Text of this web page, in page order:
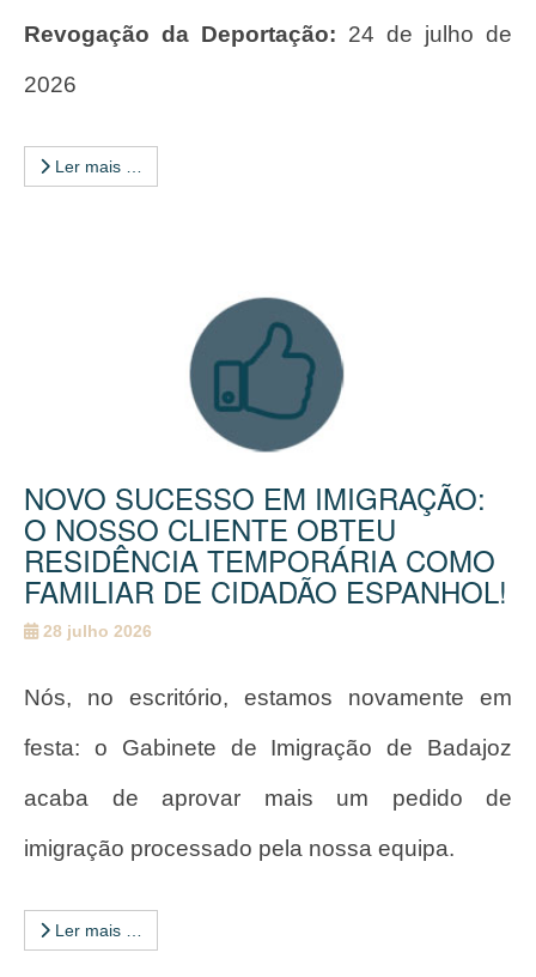
Revogação da Deportação: 24 de julho de
2026
Ler mais …
NOVO SUCESSO EM IMIGRAÇÃO:
O NOSSO CLIENTE OBTEU
RESIDÊNCIA TEMPORÁRIA COMO
FAMILIAR DE CIDADÃO ESPANHOL!
28 julho 2026
Nós, no escritório, estamos novamente em
festa: o Gabinete de Imigração de Badajoz
acaba de aprovar mais um pedido de
imigração processado pela nossa equipa.
Ler mais …